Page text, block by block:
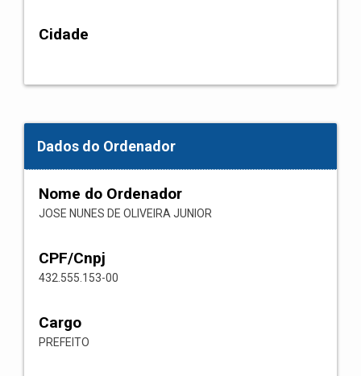
Cidade
Dados do Ordenador
Nome do Ordenador
JOSE NUNES DE OLIVEIRA JUNIOR
CPF/Cnpj
432.555.153-00
Cargo
PREFEITO